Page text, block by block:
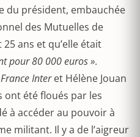
du président, embauchée
des Mutuelles de
ans et qu’elle était
pour 80 000 euros ».
France Interet Hélène Jouan
ont été floués par les
à accéder au pouvoir à
militant. Il y a de l’aigreur